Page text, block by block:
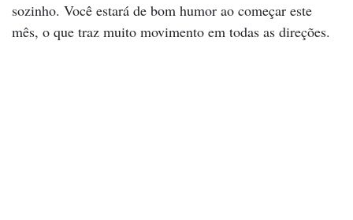
sozinho. Você estará de bom humor ao começar este
mês, o que traz muito movimento em todas as direções.